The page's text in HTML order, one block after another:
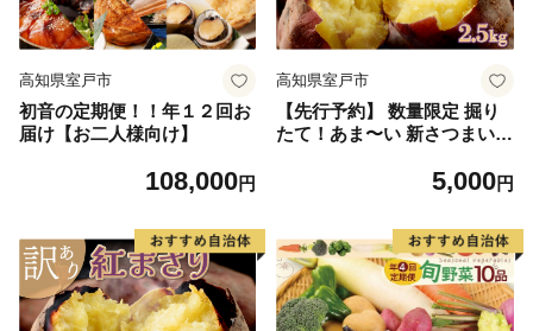
高知県室戸市
初音の定期便！！年１２回お
届け【お二人様向け】
108,000円
高知県室戸市
【先行予約】 数量限定 掘り
たて！あま〜い 新さつまいも
野菜 サツマイモ 焼き芋 甘い
5,000円